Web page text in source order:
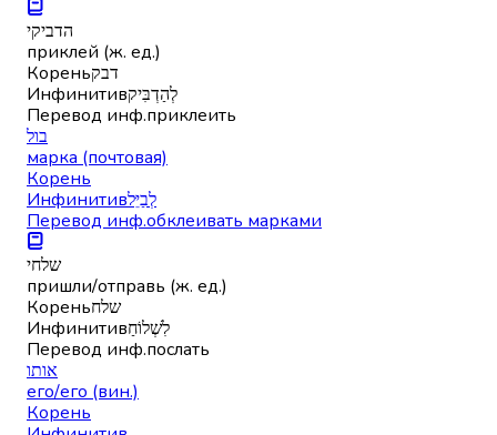
הדביקי
приклей (ж. ед.)
Кореньדבק
Инфинитивלְהַדְבִּיק
Перевод инф.приклеить
בול
марка (почтовая)
Корень
Инфинитивלְבַיֵּל
Перевод инф.обклеивать марками
שלחי
пришли/отправь (ж. ед.)
Кореньשלח
Инфинитивלִשְׁלוֹחַ
Перевод инф.послать
אותו
его/его (вин.)
Корень